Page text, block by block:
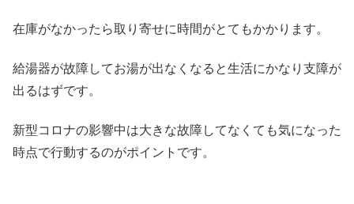
在庫がなかったら取り寄せに時間がとてもかかります。
給湯器が故障してお湯が出なくなると生活にかなり支障が
出るはずです。
新型コロナの影響中は大きな故障してなくても気になった
時点で行動するのがポイントです。